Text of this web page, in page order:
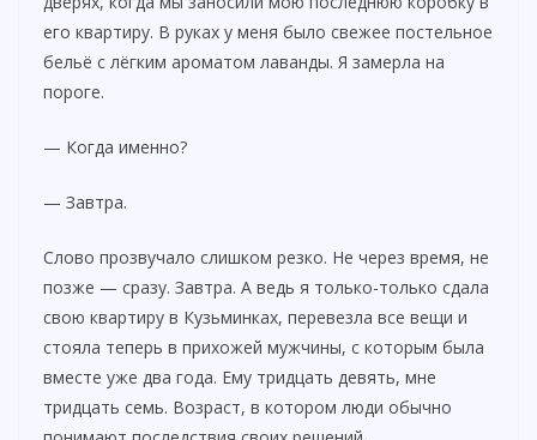
его квартиру. В руках у меня было свежее постельное
бельё с лёгким ароматом лаванды. Я замерла на
пороге.
— Когда именно?
— Завтра.
Слово прозвучало слишком резко. Не через время, не
позже — сразу. Завтра. А ведь я только-только сдала
свою квартиру в Кузьминках, перевезла все вещи и
стояла теперь в прихожей мужчины, с которым была
вместе уже два года. Ему тридцать девять, мне
тридцать семь. Возраст, в котором люди обычно